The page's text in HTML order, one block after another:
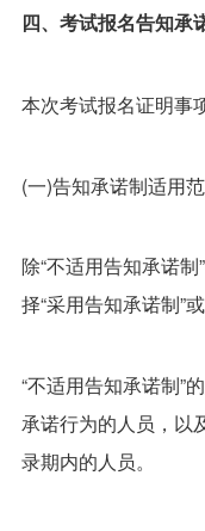
四、考试报名告知承
本次考试报名证明事
(一)告知承诺制适用范
除“不适用告知承诺
择“采用告知承诺制”
“不适用告知承诺制”
承诺行为的人员，以
录期内的人员。